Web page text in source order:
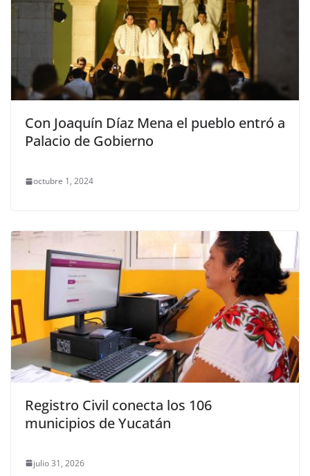
Con Joaquín Díaz Mena el pueblo entró a
Palacio de Gobierno
octubre 1, 2024
Registro Civil conecta los 106
municipios de Yucatán
julio 31, 2026